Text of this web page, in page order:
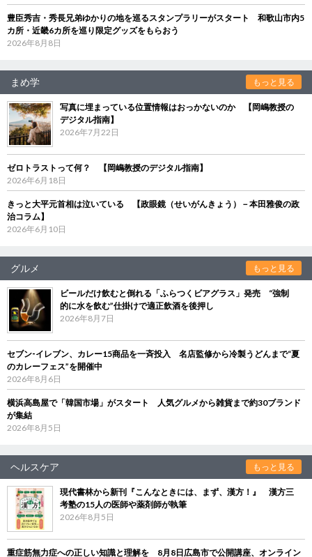
豊臣秀吉・秀長兄弟ゆかりの地を巡るスタンプラリーがスタート 和歌山市内5
カ所・近畿6カ所を巡り限定グッズをもらおう
2026年8月8日
まめ学 もっと見る
写真に埋まっている位置情報はおっかないのか 【岡嶋教授の
デジタル指南】
2026年7月22日
ゼロトラストって何？ 【岡嶋教授のデジタル指南】
2026年6月18日
きっと大平元首相は泣いている 【政眼鏡（せいがんきょう）－本田雅俊の政
治コラム】
2026年6月10日
グルメ もっと見る
ビールだけ飲むと倒れる「ふらつくビアグラス」発売 “強制
的に水を飲む”仕掛けで適正飲酒を後押し
2026年8月7日
セブン‐イレブン、カレー15商品を一斉投入 名店監修から冷製うどんまで“夏
のカレーフェス”を開催中
2026年8月6日
横浜高島屋で「韓国市場」がスタート 人気グルメから雑貨まで約30ブランド
が集結
2026年8月5日
ヘルスケア もっと見る
現代書林から新刊『こんなときには、まず、漢方！』 漢方三
考塾の15人の医師や薬剤師が執筆
2026年8月5日
重症筋無力症への正しい知識と理解を 8月8日広島市で公開講座、オンライン